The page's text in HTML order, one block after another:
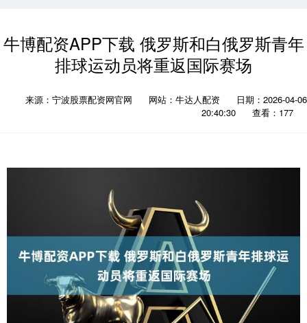
牛博配资APP下载 俄罗斯和白俄罗斯青年
排球运动员将重返国际赛场
来源：宁波股票配资网官网 网站：牛达人配资
日期：2026-04-06
20:40:30
查看：177